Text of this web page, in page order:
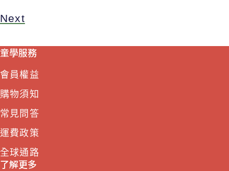
Next
童學服務
會員權益
購物須知
常見問答
運費政策
全球通路
了解更多